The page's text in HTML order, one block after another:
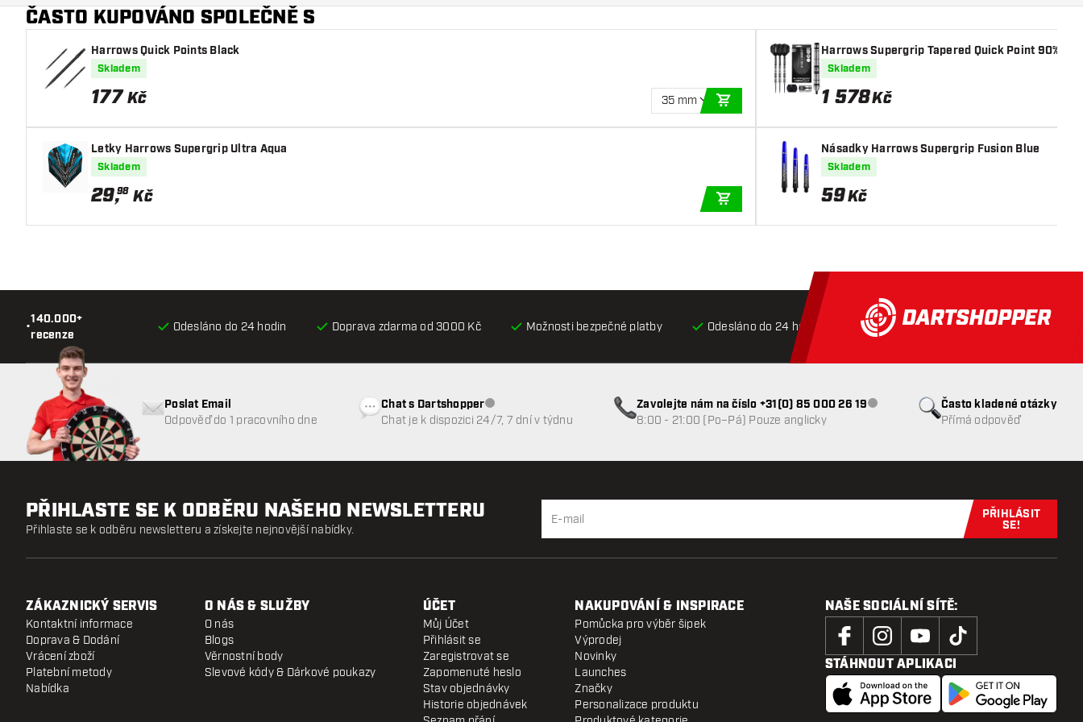
ČASTO KUPOVÁNO SPOLEČNĚ S
Harrows Quick Points Black
Skladem
177 Kč 35 mm
Letky Harrows Supergrip Ultra Aqua
Skladem
29,98 Kč
Harrows Supergrip Tapered Quick Point 90% -
Skladem
1 578Kč
Násadky Harrows Supergrip Fusion Blue
Skladem
59Kč
•
140.000+
recenze
Odesláno do 24 hodin Doprava zdarma od 3000 Kč Možnosti bezpečné platby Odesláno do 24 hodin Doprava zdarma od 3000 Kč
Často kladené otázky
Přímá odpověď
Poslat Email
Odpověď do 1 pracovního dne
Chat s DartshopperZákaznický servis nedostupný
Chat je k dispozici 24/7, 7 dní v týdnu
Zavolejte nám na číslo +31(0) 85 000 26 19Zákaznický servis nedostupný
8:00 - 21:00 (Po–Pá) Pouze anglicky
PŘIHLASTE SE K ODBĚRU NAŠEHO NEWSLETTERU
Přihlaste se k odběru newsletteru a získejte nejnovější nabídky.
Přihlaste se
PŘIHLÁSIT
SE!
ZÁKAZNICKÝ SERVIS
Kontaktní informace
Doprava & Dodání
Vrácení zboží
Platební metody
Nabídka
O NÁS & SLUŽBY
O nás
Blogs
Věrnostní body
Slevové kódy & Dárkové poukazy
ÚČET
Můj Účet
Přihlásit se
Zaregistrovat se
Zapomenuté heslo
Stav objednávky
Historie objednávek
NAKUPOVÁNÍ & INSPIRACE
Pomůcka pro výběr šipek
Výprodej
Novinky
Launches
Značky
Personalizace produktu
NAŠE SOCIÁLNÍ SÍTĚ:
STÁHNOUT APLIKACI